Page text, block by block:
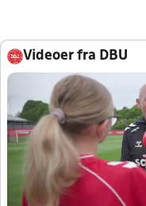
Videoer fra DBU